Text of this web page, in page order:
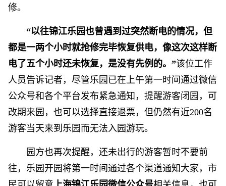
修。
“以往锦江乐园也曾遇到过突然断电的情况，但
都是一两个小时就抢修完毕恢复供电，像这次这样断
电了五个小时还未恢复，是没有先例的。”该位工作
人员告诉记者，尽管乐园已在上午第一时间通过微信
公众号和各个平台发布紧急通知，提醒游客闭园，可
改期来园，也可以选择直接退票，但仍然有近200名
游客当天来到乐园而无法入园游玩。
园方也再次提醒，还未出行的游客暂时不要前
往，乐园开园将第一时间通过各个渠道通知大家，市